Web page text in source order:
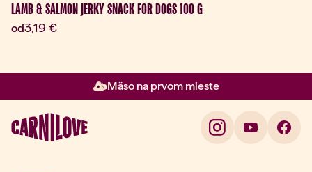
LAMB & SALMON JERKY SNACK FOR DOGS 100 G
odAktuálna cena:
3,19 €
Mäso na prvom mieste
Položka 2 z 3: Mäso na prvom